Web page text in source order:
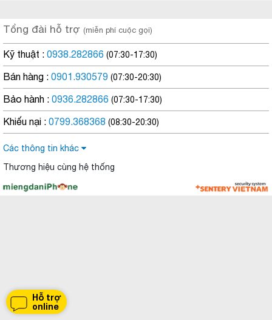
Hỗ trợ
online
Tổng đài hỗ trợ (miễn phí cuộc gọi)
Kỹ thuật : 0938.282866 (07:30-17:30)
Bán hàng : 0901.930579 (07:30-20:30)
Bảo hành : 0936.282866 (07:30-17:30)
Khiếu nại : 0799.368368 (08:30-20:30)
Các thông tin khác
Thương hiệu cùng hệ thống